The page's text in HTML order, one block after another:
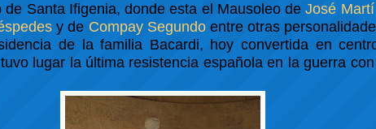
de Santa Ifigenia, donde esta el Mausoleo deJosé Martí
y de Compay Segundoentre otras
de la familia Bacardi, hoy convertida en
lugar la última resistencia española en la guerra